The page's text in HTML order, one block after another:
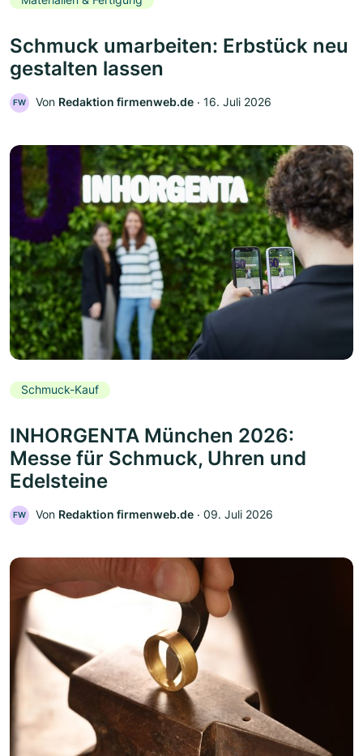
Schmuck umarbeiten: Erbstück neu
gestalten lassen
FW Von Redaktion firmenweb.de ‧ 16. Juli 2026
Schmuck-Kauf
INHORGENTA München 2026:
Messe für Schmuck, Uhren und
Edelsteine
FW Von Redaktion firmenweb.de ‧ 09. Juli 2026